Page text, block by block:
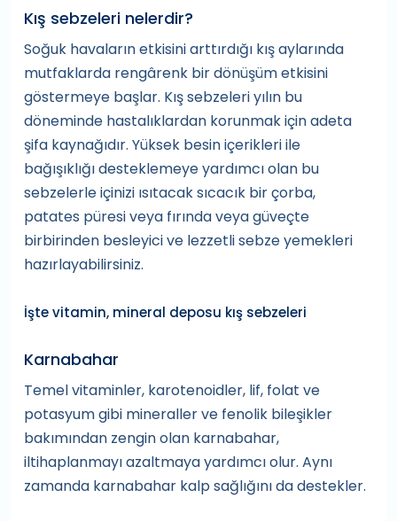
Kış sebzeleri nelerdir?
Soğuk havaların etkisini arttırdığı kış aylarında
mutfaklarda rengârenk bir dönüşüm etkisini
göstermeye başlar. Kış sebzeleri yılın bu
döneminde hastalıklardan korunmak için adeta
şifa kaynağıdır. Yüksek besin içerikleri ile
bağışıklığı desteklemeye yardımcı olan bu
sebzelerle içinizi ısıtacak sıcacık bir çorba,
patates püresi veya fırında veya güveçte
birbirinden besleyici ve lezzetli sebze yemekleri
hazırlayabilirsiniz.
İşte vitamin, mineral deposu kış sebzeleri
Karnabahar
Temel vitaminler, karotenoidler, lif, folat ve
potasyum gibi mineraller ve fenolik bileşikler
bakımından zengin olan karnabahar,
iltihaplanmayı azaltmaya yardımcı olur. Aynı
zamanda karnabahar kalp sağlığını da destekler.